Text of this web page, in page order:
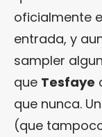
oficialmente
entrada, y
sampler
que Tesfaye
que nunca.
(que